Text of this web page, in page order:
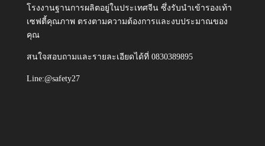
โรงงานฐานการผลิตอยู่ในประเทศจีน ซึ่งรับนำเข้ารองเท้า
เซฟตี้คุณภาพ ตรงตามความต้องการและงบประมาณของ
คุณ
สนใจสอบถามและรายละเอียดได้ที่ 0830389895
Line:@safety27